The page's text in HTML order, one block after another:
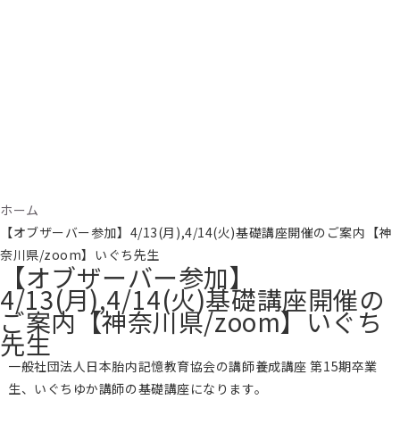
ホーム
【オブザーバー参加】4/13(月),4/14(火)基礎講座開催のご案内【神
奈川県/zoom】いぐち先生
【オブザーバー参加】
4/13(月),4/14(火)基礎講座開催の
ご案内【神奈川県/zoom】いぐち
先生
一般社団法人日本胎内記憶教育協会の講師養成講座 第15期卒業
生、いぐちゆか講師の基礎講座になります。